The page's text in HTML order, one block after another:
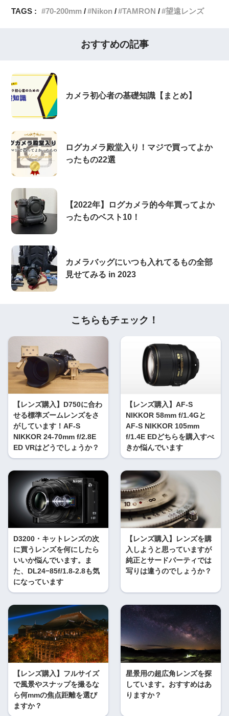
TAGS :
70-200mm Nikon TAMRON 望遠レンズ
おすすめの記事
カメラ初心者の基礎知識【まとめ】
ログカメラ殿堂入り！マジで買ってよか
ったもの22選
【2022年】ログカメラ的今年買ってよか
ったものベスト10！
カメラバッグにいつも入れてるもの全部
見せてみる in 2023
こちらもチェック！
【レンズ購入】D750に合わ
せる標準ズームレンズをさ
がしています！AF-S
NIKKOR 24-70mm f/2.8E
ED VRはどうでしょうか？
【レンズ購入】AF-S
NIKKOR 58mm f/1.4Gと
AF-S NIKKOR 105mm
f/1.4E EDどちらを購入すべ
きか悩んでいます
D3200・キットレンズの次
に買うレンズを何にしたら
いいか悩んでいます。ま
た、DL24−85f/1.8-2.8も気
になっています
【レンズ購入】レンズを購
入しようと思っていますが
純正とサードパーティでは
写りは違うのでしょうか？
【レンズ購入】フルサイズ
で風景やスナップを撮るな
ら何mmの焦点距離を選び
ますか？
星景用の超広角レンズを探
しています。おすすめはあ
りますか？